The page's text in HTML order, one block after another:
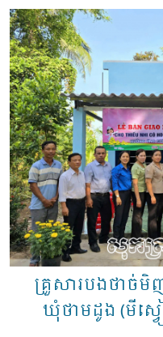
គ្រួសារបងថាច់មិ
ឃុំថាមដូង (មីស្វ